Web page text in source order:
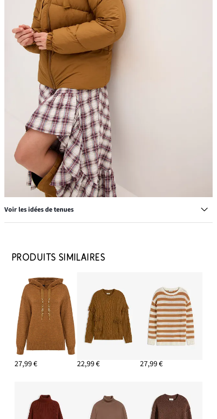
Voir les idées de tenues
18,99 €
Jupe longue derrière
15,99 €
AJOUTER AU PANIER
Créoles en laiton
23,99 €
61,99 €
PRODUITS SIMILAIRES
27,99 € 22,99 € 27,99 €